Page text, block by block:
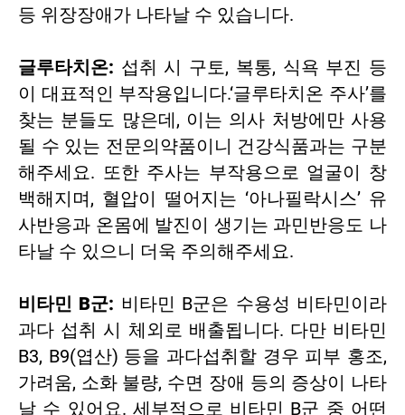
등 위장장애가 나타날 수 있습니다.
글루타치온: 섭취 시 구토, 복통, 식욕 부진 등
이 대표적인 부작용입니다.‘글루타치온 주사’를
찾는 분들도 많은데, 이는 의사 처방에만 사용
될 수 있는 전문의약품이니 건강식품과는 구분
해주세요. 또한 주사는 부작용으로 얼굴이 창
백해지며, 혈압이 떨어지는 ‘아나필락시스’ 유
사반응과 온몸에 발진이 생기는 과민반응도 나
타날 수 있으니 더욱 주의해주세요.
비타민 B군: 비타민 B군은 수용성 비타민이라
과다 섭취 시 체외로 배출됩니다. 다만 비타민
B3, B9(엽산) 등을 과다섭취할 경우 피부 홍조,
가려움, 소화 불량, 수면 장애 등의 증상이 나타
날 수 있어요. 세부적으로 비타민 B군 중 어떤